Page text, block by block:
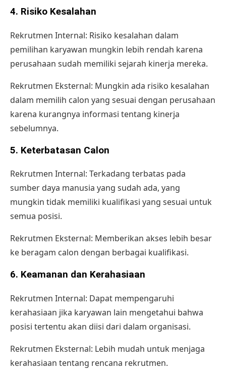
4. Risiko Kesalahan
Rekrutmen Internal: Risiko kesalahan dalam
pemilihan karyawan mungkin lebih rendah karena
perusahaan sudah memiliki sejarah kinerja mereka.
Rekrutmen Eksternal: Mungkin ada risiko kesalahan
dalam memilih calon yang sesuai dengan perusahaan
karena kurangnya informasi tentang kinerja
sebelumnya.
5. Keterbatasan Calon
Rekrutmen Internal: Terkadang terbatas pada
sumber daya manusia yang sudah ada, yang
mungkin tidak memiliki kualifikasi yang sesuai untuk
semua posisi.
Rekrutmen Eksternal: Memberikan akses lebih besar
ke beragam calon dengan berbagai kualifikasi.
6. Keamanan dan Kerahasiaan
Rekrutmen Internal: Dapat mempengaruhi
kerahasiaan jika karyawan lain mengetahui bahwa
posisi tertentu akan diisi dari dalam organisasi.
Rekrutmen Eksternal: Lebih mudah untuk menjaga
kerahasiaan tentang rencana rekrutmen.